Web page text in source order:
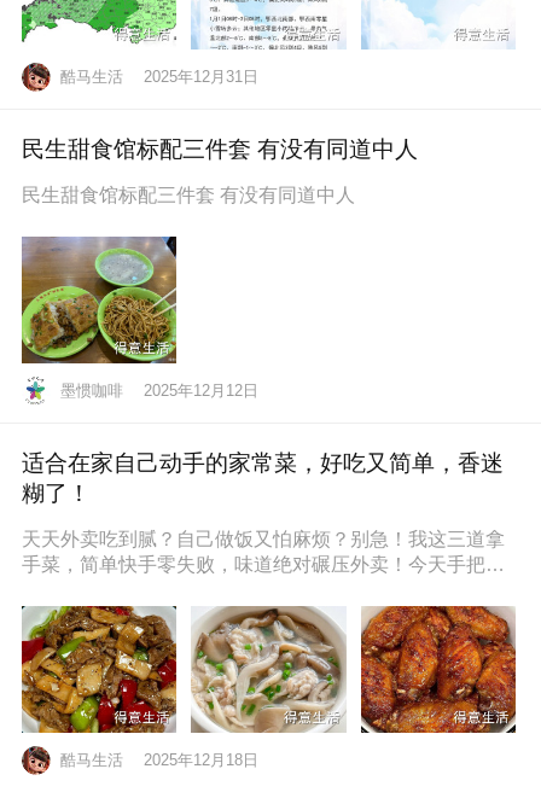
酷马生活 2025年12月31日
民生甜食馆标配三件套 有没有同道中人
民生甜食馆标配三件套 有没有同道中人
墨惯咖啡 2025年12月12日
适合在家自己动手的家常菜，好吃又简单，香迷
糊了！
天天外卖吃到腻？自己做饭又怕麻烦？别急！我这三道拿
手菜，简单快手零失败，味道绝对碾压外卖！今天手把手
酷马生活 2025年12月18日